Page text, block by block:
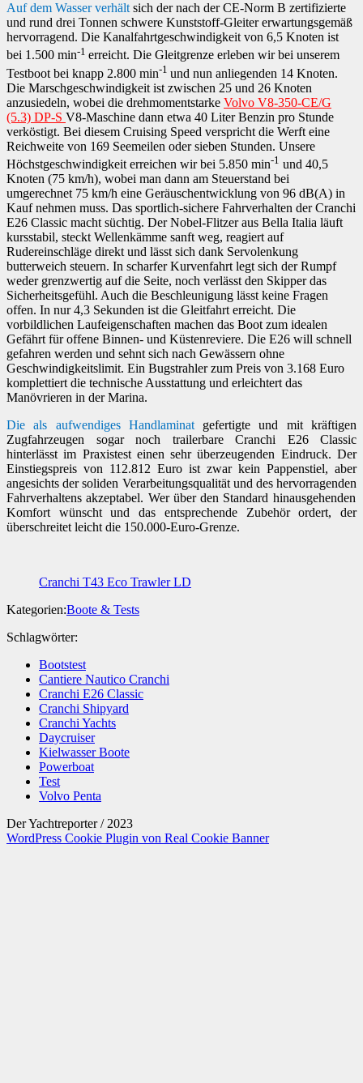
Auf dem Wasser verhältsich der nach der CE-Norm B zertifizierte
und rund drei Tonnen schwere Kunststoff-Gleiter erwartungsgemäß
hervorragend. Die Kanalfahrtgeschwindigkeit von 6,5 Knoten ist
bei 1.500 min-1 erreicht. Die Gleitgrenze erleben wir bei unserem
Testboot bei knapp 2.800 min-1 und nun anliegenden 14 Knoten.
Die Marschgeschwindigkeit ist zwischen 25 und 26 Knoten
anzusiedeln, wobei die drehmomentstarke Volvo V8-350-CE/G
(5.3) DP-S V8-Maschine dann etwa 40 Liter Benzin pro Stunde
verköstigt. Bei diesem Cruising Speed verspricht die Werft eine
Reichweite von 169 Seemeilen oder sieben Stunden. Unsere
Höchstgeschwindigkeit erreichen wir bei 5.850 min-1 und 40,5
Knoten (75 km/h), wobei man dann am Steuerstand bei
umgerechnet 75 km/h eine Geräuschentwicklung von 96 dB(A) in
Kauf nehmen muss. Das sportlich-sichere Fahrverhalten der Cranchi
E26 Classic macht süchtig. Der Nobel-Flitzer aus Bella Italia läuft
kursstabil, steckt Wellenkämme sanft weg, reagiert auf
Rudereinschläge direkt und lässt sich dank Servolenkung
butterweich steuern. In scharfer Kurvenfahrt legt sich der Rumpf
weder grenzwertig auf die Seite, noch verlässt den Skipper das
Sicherheitsgefühl. Auch die Beschleunigung lässt keine Fragen
offen. In nur 4,3 Sekunden ist die Gleitfahrt erreicht. Die
vorbildlichen Laufeigenschaften machen das Boot zum idealen
Gefährt für offene Binnen- und Küstenreviere. Die E26 will schnell
gefahren werden und sehnt sich nach Gewässern ohne
Geschwindigkeitslimit. Ein Bugstrahler zum Preis von 3.168 Euro
komplettiert die technische Ausstattung und erleichtert das
Manövrieren in der Marina.
Die als aufwendiges Handlaminatgefertigte und mit kräftigen
Zugfahrzeugen sogar noch trailerbare Cranchi E26 Classic
hinterlässt im Praxistest einen sehr überzeugenden Eindruck. Der
Einstiegspreis von 112.812 Euro ist zwar kein Pappenstiel, aber
angesichts der soliden Verarbeitungsqualität und des hervorragenden
Fahrverhaltens akzeptabel. Wer über den Standard hinausgehenden
Komfort wünscht und das entsprechende Zubehör ordert, der
überschreitet leicht die 150.000-Euro-Grenze.
Cranchi T43 Eco Trawler LD
Kategorien:Boote & Tests
Schlagwörter:
Bootstest
Cantiere Nautico Cranchi
Cranchi E26 Classic
Cranchi Shipyard
Cranchi Yachts
Daycruiser
Kielwasser Boote
Powerboat
Test
Volvo Penta
Der Yachtreporter / 2023
WordPress Cookie Plugin von Real Cookie Banner